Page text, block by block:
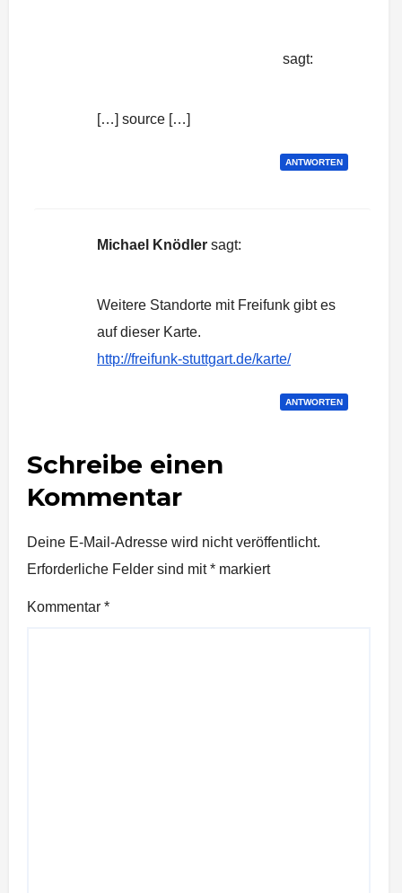
sagt:
[…] source […]
ANTWORTEN
Michael Knödler sagt:
Weitere Standorte mit Freifunk gibt es
auf dieser Karte.
http://freifunk-stuttgart.de/karte/
ANTWORTEN
Schreibe einen
Kommentar
Deine E-Mail-Adresse wird nicht veröffentlicht.
Erforderliche Felder sind mit* markiert
Kommentar *